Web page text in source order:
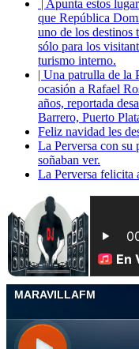
| Apunta estos
que República
uno de los destinos
sólo para los
turismo interno.
| Una patrulla de la
ocasión a Rafael
años, reportada
Barrero, Puerto
Feliz navidad les
La Perversa con su
soñaban ver.
La Perversa felicita